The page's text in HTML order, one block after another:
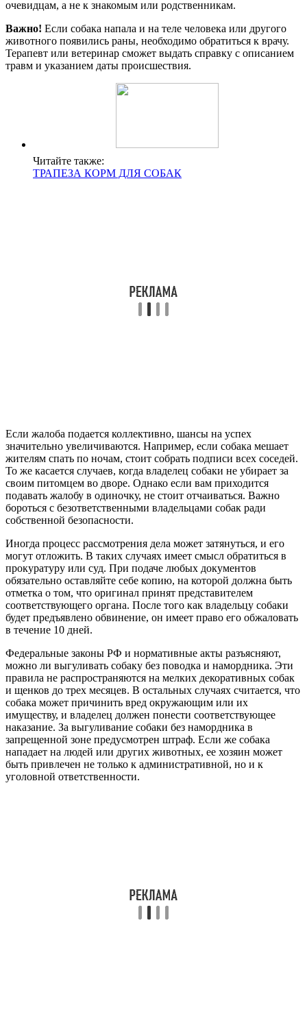
очевидцам, а не к знакомым или родственникам.
Важно! Если собака напала и на теле человека или другого
животного появились раны, необходимо обратиться к врачу.
Терапевт или ветеринар сможет выдать справку с описанием
травм и указанием даты происшествия.
Читайте также:
ТРАПЕЗА КОРМ ДЛЯ СОБАК
Если жалоба подается коллективно, шансы на успех
значительно увеличиваются. Например, если собака мешает
жителям спать по ночам, стоит собрать подписи всех соседей.
То же касается случаев, когда владелец собаки не убирает за
своим питомцем во дворе. Однако если вам приходится
подавать жалобу в одиночку, не стоит отчаиваться. Важно
бороться с безответственными владельцами собак ради
собственной безопасности.
Иногда процесс рассмотрения дела может затянуться, и его
могут отложить. В таких случаях имеет смысл обратиться в
прокуратуру или суд. При подаче любых документов
обязательно оставляйте себе копию, на которой должна быть
отметка о том, что оригинал принят представителем
соответствующего органа. После того как владельцу собаки
будет предъявлено обвинение, он имеет право его обжаловать
в течение 10 дней.
Федеральные законы РФ и нормативные акты разъясняют,
можно ли выгуливать собаку без поводка и намордника. Эти
правила не распространяются на мелких декоративных собак
и щенков до трех месяцев. В остальных случаях считается, что
собака может причинить вред окружающим или их
имуществу, и владелец должен понести соответствующее
наказание. За выгуливание собаки без намордника в
запрещенной зоне предусмотрен штраф. Если же собака
нападает на людей или других животных, ее хозяин может
быть привлечен не только к административной, но и к
уголовной ответственности.